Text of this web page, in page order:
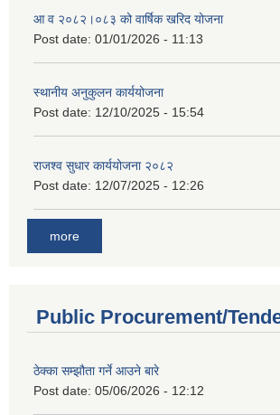
आ व २०८२।०८३ को वार्षिक खरिद योजना
Post date: 01/01/2026 - 11:13
स्थानीय अनुकुलन कार्ययोजना
Post date: 12/10/2025 - 15:54
राजश्व सुधार कार्ययोजना २०८२
Post date: 12/07/2025 - 12:26
more
Public Procurement/
ठेक्का सम्झौता गर्ने आउने बारे
Post date: 05/06/2026 - 12:12